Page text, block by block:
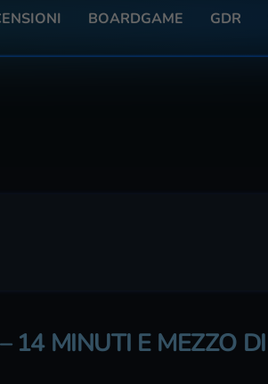
BOARDGAME GDR
14 MINUTI E MEZZO DI